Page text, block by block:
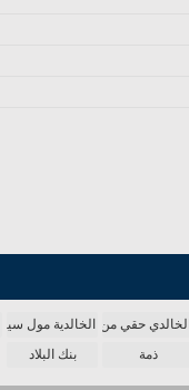
الخالدي حقي من الدنياالخالدية مول سينما
ذمة بنك البلاد